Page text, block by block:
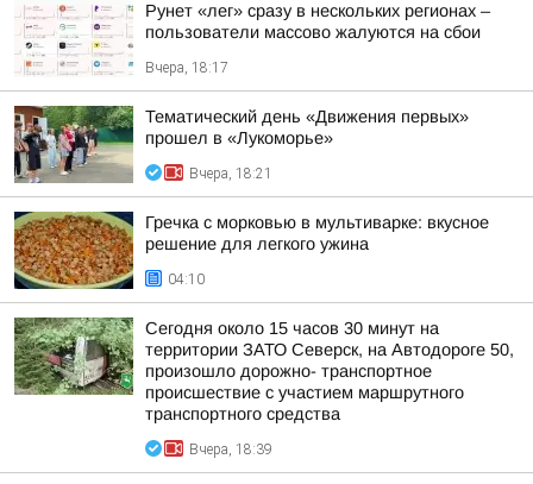
Рунет «лег» сразу в нескольких регионах –
пользователи массово жалуются на сбои
Вчера, 18:17
Тематический день «Движения первых»
прошел в «Лукоморье»
Вчера, 18:21
Гречка с морковью в мультиварке: вкусное
решение для легкого ужина
04:10
Сегодня около 15 часов 30 минут на
территории ЗАТО Северск, на Автодороге 50,
произошло дорожно- транспортное
происшествие с участием маршрутного
транспортного средства
Вчера, 18:39